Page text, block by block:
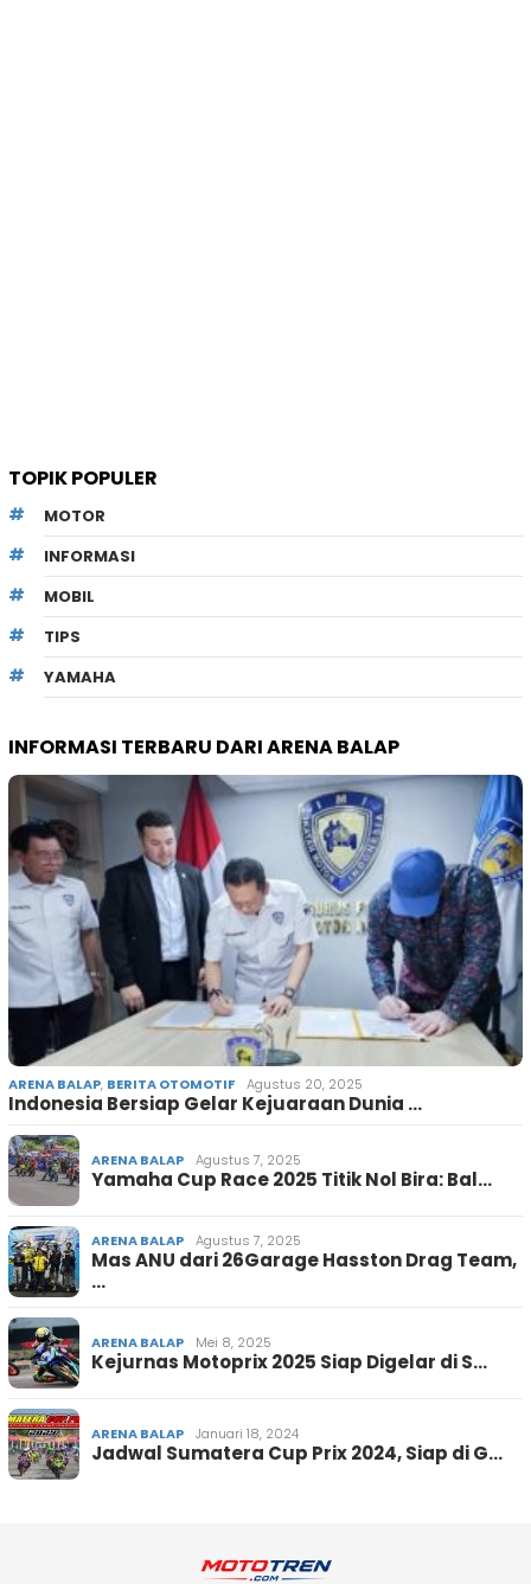
TOPIK POPULER
MOTOR
INFORMASI
MOBIL
TIPS
YAMAHA
INFORMASI TERBARU DARI ARENA BALAP
ARENA BALAP, BERITA OTOMOTIF Agustus 20, 2025
Indonesia Bersiap Gelar Kejuaraan Dunia …
ARENA BALAP Agustus 7, 2025
Yamaha Cup Race 2025 Titik Nol Bira: Bal…
ARENA BALAP Agustus 7, 2025
Mas ANU dari 26Garage Hasston Drag Team,
…
ARENA BALAP Mei 8, 2025
Kejurnas Motoprix 2025 Siap Digelar di S…
ARENA BALAP Januari 18, 2024
Jadwal Sumatera Cup Prix 2024, Siap di G…